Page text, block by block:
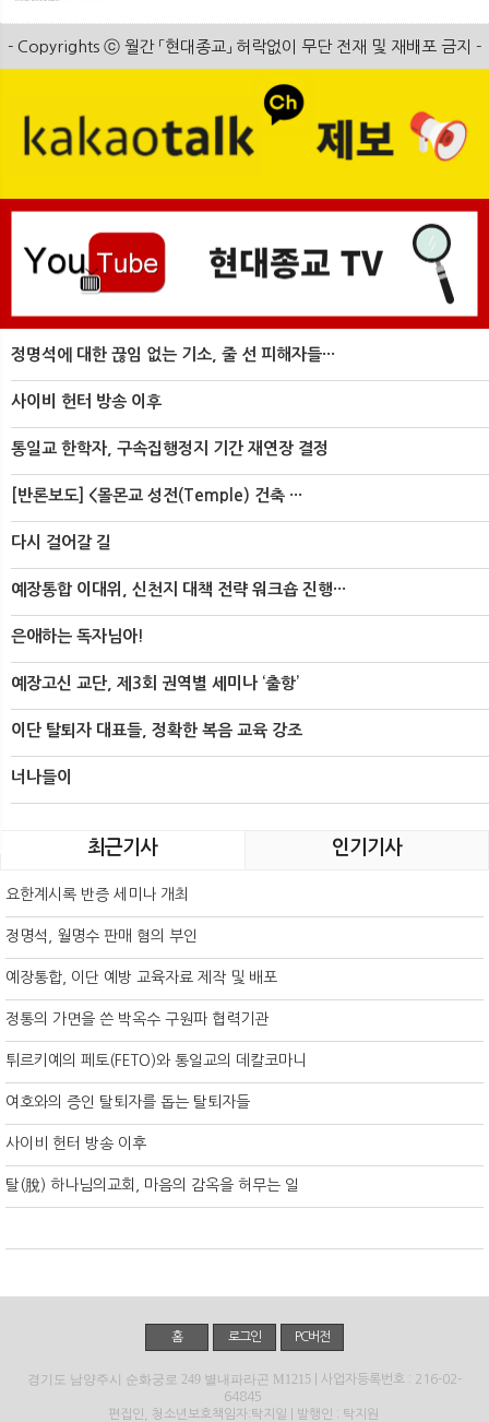
- Copyrights ⓒ 월간 「현대종교」 허락없이 무단 전재 및 재배포 금지 -
정명석에 대한 끊임 없는 기소, 줄 선 피해자들···
사이비 헌터 방송 이후
통일교 한학자, 구속집행정지 기간 재연장 결정
[반론보도] <몰몬교 성전(Temple) 건축 ···
다시 걸어갈 길
예장통합 이대위, 신천지 대책 전략 워크숍 진행···
은애하는 독자님아!
예장고신 교단, 제3회 권역별 세미나 ‘출항’
이단 탈퇴자 대표들, 정확한 복음 교육 강조
너나들이
최근기사 인기기사
요한계시록 반증 세미나 개최
정명석, 월명수 판매 혐의 부인
예장통합, 이단 예방 교육자료 제작 및 배포
정통의 가면을 쓴 박옥수 구원파 협력기관
튀르키예의 페토(FETO)와 통일교의 데칼코마니
여호와의 증인 탈퇴자를 돕는 탈퇴자들
사이비 헌터 방송 이후
탈(脫) 하나님의교회, 마음의 감옥을 허무는 일
홈 로그인 PC버전
경기도 남양주시 순화궁로 249 별내파라곤 M1215 | 사업자등록번호 : 216-02-
64845
편집인, 청소년보호책임자:탁지일 | 발행인 : 탁지원